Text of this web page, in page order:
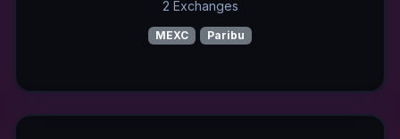
2 Exchanges
MEXC Paribu